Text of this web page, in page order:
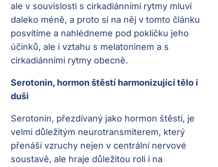
ale v souvislosti s cirkadiánními rytmy mluví
daleko méně, a proto si na něj v tomto článku
posvítíme a nahlédneme pod pokličku jeho
účinků, ale i vztahu s melatoninem a s
cirkadiánními rytmy obecně.
Serotonin, hormon štěstí harmonizující tělo i
duši
Serotonin, přezdívaný jako hormon štěstí, je
velmi důležitým neurotransmiterem, který
přenáší vzruchy nejen v centrální nervové
soustavě, ale hraje důležitou roli i na